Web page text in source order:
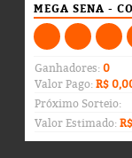
MEGA SENA -
Ganhadores:0
Valor Pago:R$
Próximo Sorteio:
Valor Estimado: